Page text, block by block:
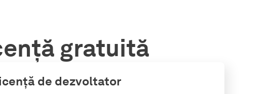
gratuită
de dezvoltator